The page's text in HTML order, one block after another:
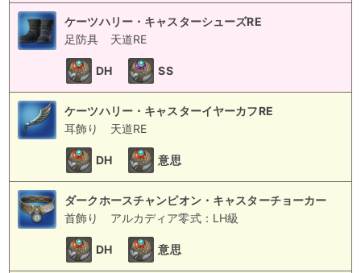
ケーツハリー・キャスターシューズRE
足防具
天道RE
DH SS
ケーツハリー・キャスターイヤーカフRE
耳飾り
天道RE
DH 意思
ダークホースチャンピオン・キャスターチョーカー
首飾り
アルカディア零式：LH級
DH 意思